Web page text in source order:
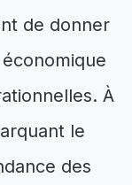
de donner
À
le
des